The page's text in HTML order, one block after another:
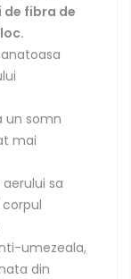
fibra de
un somn
mai
sa
umezeala,
din